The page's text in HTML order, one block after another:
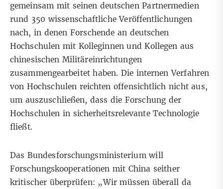
gemeinsam mit seinen deutschen Partnermedien
rund 350 wissenschaftliche Veröffentlichungen
nach, in denen Forschende an deutschen
Hochschulen mit Kolleginnen und Kollegen aus
chinesischen Militäreinrichtungen
zusammengearbeitet haben. Die internen Verfahren
von Hochschulen reichten offensichtlich nicht aus,
um auszuschließen, dass die Forschung der
Hochschulen in sicherheitsrelevante Technologie
fließt.
Das Bundesforschungsministerium will
Forschungskooperationen mit China seither
kritischer überprüfen: „Wir müssen überall da